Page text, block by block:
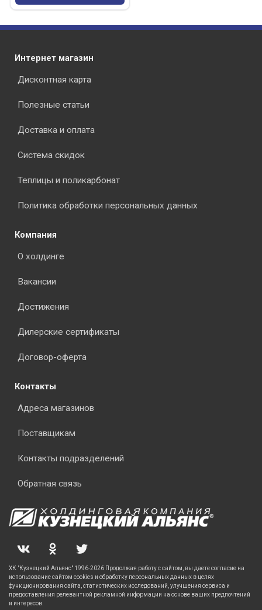
Интернет магазин
Дисконтная карта
Полезные статьи
Доставка и оплата
Система скидок
Теплицы и поликарбонат
Политика обработки персональных данных
Компания
О холдинге
Вакансии
Достижения
Дилерские сертификаты
Договор-оферта
Контакты
Адреса магазинов
Поставщикам
Контакты подразделений
Обратная связь
ХК "Кузнецкий Альянс" 1996-2026 Продолжая работу с сайтом, вы даете согласие на
использование сайтом cookies и обработку персональных данных в целях
функционирования сайта, статистических исследований, улучшения сервиса и
предоставления релевантной рекламной информации на основе ваших предпочтений
и интересов.